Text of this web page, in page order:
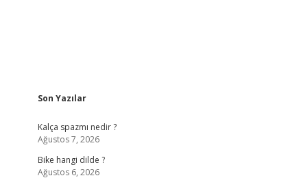
Sidebar
Son Yazılar
Kalça spazmı nedir ?
Ağustos 7, 2026
Bike hangi dilde ?
Ağustos 6, 2026